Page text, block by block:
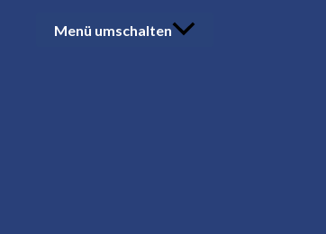
Menü umschalten